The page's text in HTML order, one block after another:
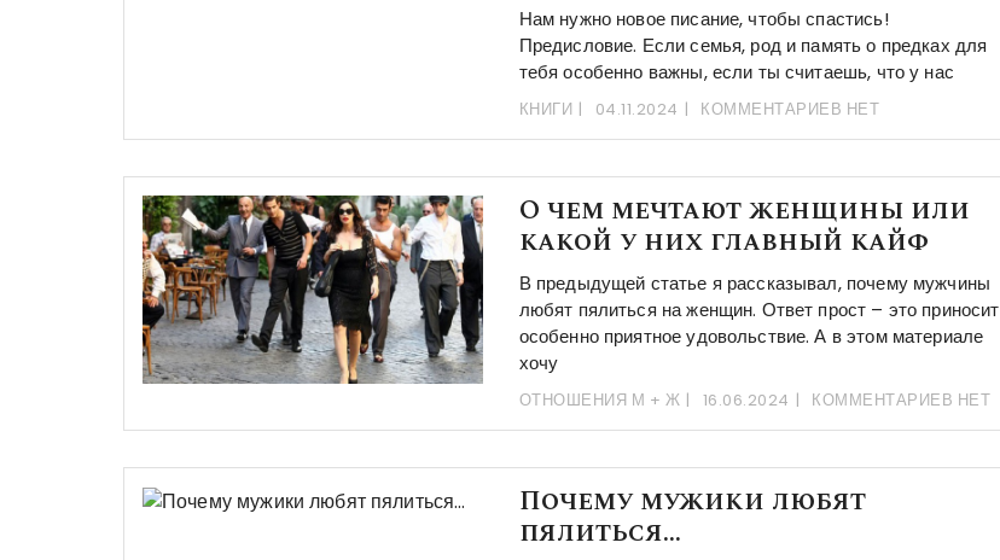
Нам нужно новое писание, чтобы спастись!
Предисловие. Если семья, род и память о предках для
тебя особенно важны, если ты считаешь, что у нас
КНИГИ 04.11.2024 КОММЕНТАРИЕВ НЕТ
О чем мечтают женщины или
какой у них главный кайф
В предыдущей статье я рассказывал, почему мужчины
любят пялиться на женщин. Ответ прост – это приносит
особенно приятное удовольствие. А в этом материале
хочу
ОТНОШЕНИЯ М + Ж 16.06.2024 КОММЕНТАРИЕВ НЕТ
Почему мужики любят
пялиться…